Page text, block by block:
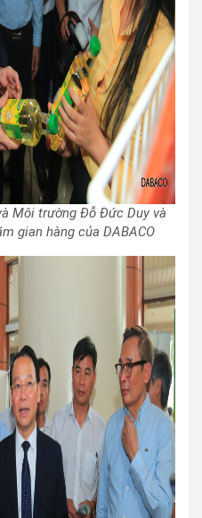
Môi trường Đỗ Đức Duy và
gian hàng của DABACO